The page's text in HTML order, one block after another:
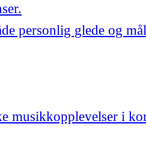
personlig glede og
musikkopplevelser i